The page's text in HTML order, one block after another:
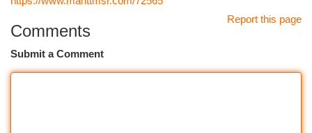
Report this page
Comments
Submit a Comment